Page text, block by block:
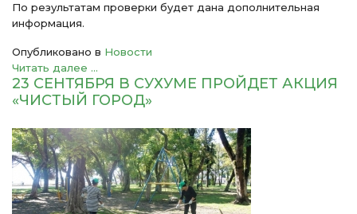
По результатам проверки будет дана дополнительная
информация.
Опубликовано в Новости
Читать далее ...
23 СЕНТЯБРЯ В СУХУМЕ ПРОЙДЕТ АКЦИЯ
«ЧИСТЫЙ ГОРОД»